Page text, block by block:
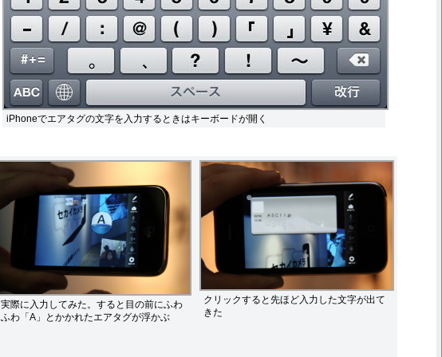
iPhoneでエアタグの文字を入力するときはキーボードが開く
実際に入力してみた。すると目の前にふわ
ふわ「A」とかかれたエアタグが浮かぶ
クリックすると先ほど入力した文字が出て
きた